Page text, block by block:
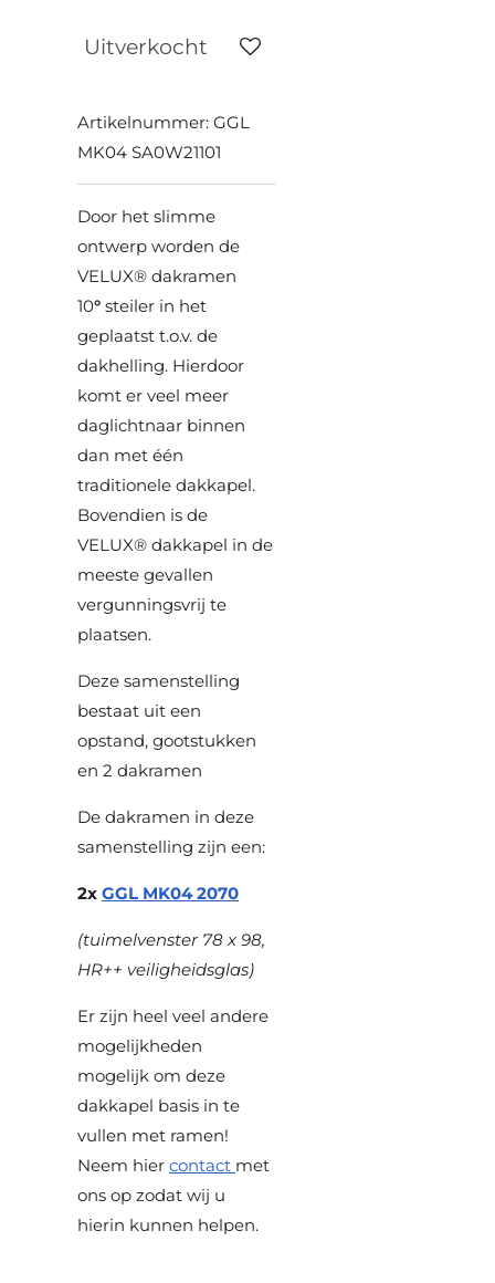
Uitverkocht
Artikelnummer: GGL
MK04 SA0W21101
Door het slimme
ontwerp worden de
VELUX® dakramen
10° steiler in het
geplaatst t.o.v. de
dakhelling. Hierdoor
komt er veel meer
daglichtnaar binnen
dan met één
traditionele dakkapel.
Bovendien is de
VELUX® dakkapel in de
meeste gevallen
vergunningsvrij te
plaatsen.
Deze samenstelling
bestaat uit een
opstand, gootstukken
en 2 dakramen
De dakramen in deze
samenstelling zijn een:
2x GGL MK04 2070
(tuimelvenster 78 x 98,
HR++ veiligheidsglas)
Er zijn heel veel andere
mogelijkheden
mogelijk om deze
dakkapel basis in te
vullen met ramen!
Neem hier contact met
ons op zodat wij u
hierin kunnen helpen.